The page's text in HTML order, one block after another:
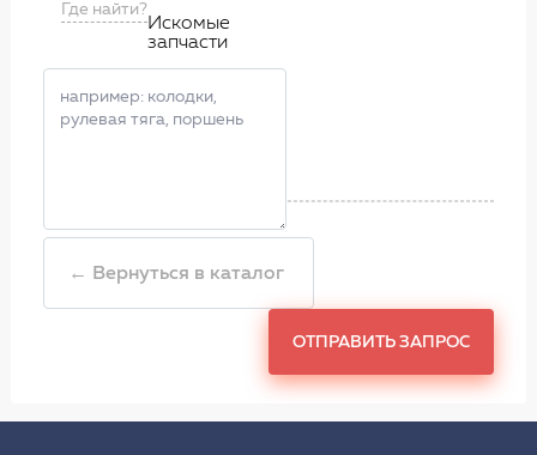
Где найти?
Искомые
запчасти
← Вернуться в каталог
ОТПРАВИТЬ ЗАПРОС